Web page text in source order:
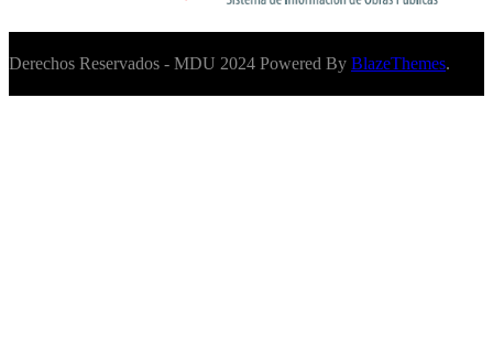
Derechos Reservados - MDU 2024 Powered By BlazeThemes.